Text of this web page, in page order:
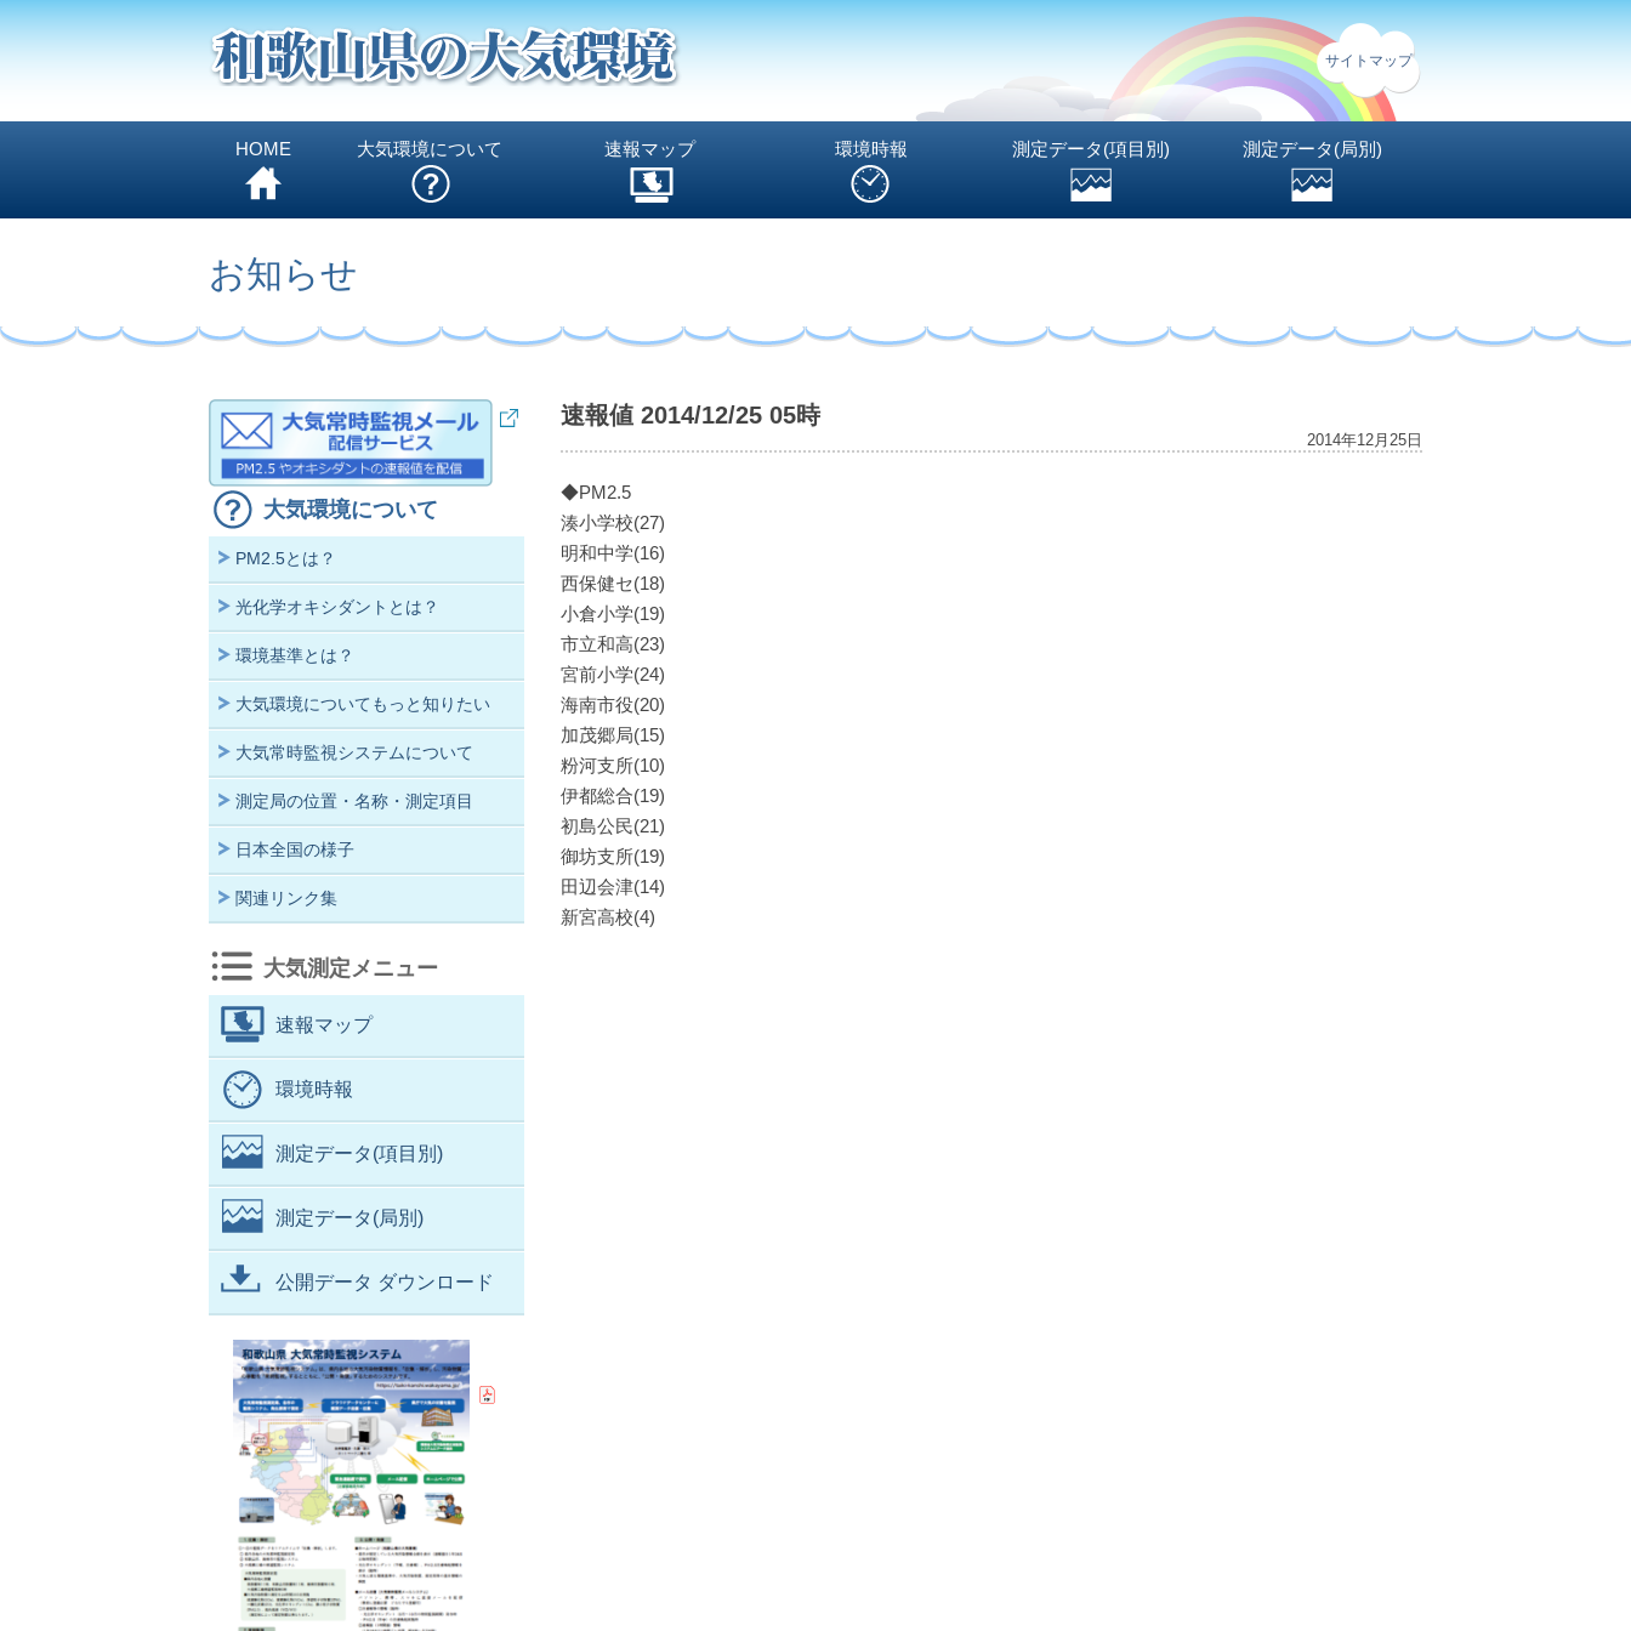
サイトマップ
HOME 大気環境について 速報マップ 環境時報 測定データ(項目別) 測定データ(局別)
お知らせ
速報値 2014/12/25 05時
2014年12月25日
◆PM2.5
湊小学校(27)
明和中学(16)
西保健セ(18)
小倉小学(19)
市立和高(23)
宮前小学(24)
海南市役(20)
加茂郷局(15)
粉河支所(10)
伊都総合(19)
初島公民(21)
御坊支所(19)
田辺会津(14)
新宮高校(4)
大気環境について
PM2.5とは？
光化学オキシダントとは？
環境基準とは？
大気環境についてもっと知りたい
大気常時監視システムについて
測定局の位置・名称・測定項目
日本全国の様子
関連リンク集
大気測定メニュー
速報マップ
環境時報
測定データ(項目別)
測定データ(局別)
公開データ ダウンロード